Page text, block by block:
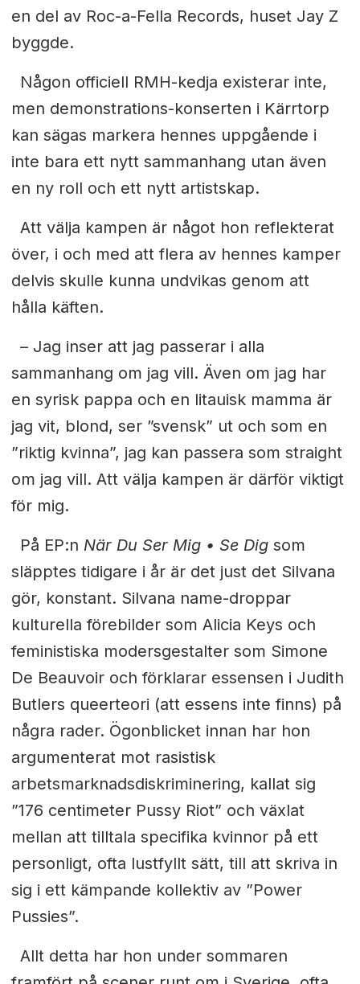
en del av Roc-a-Fella Records, huset Jay Z
byggde.
Någon officiell RMH-kedja existerar inte,
men demonstrations-konserten i Kärrtorp
kan sägas markera hennes uppgående i
inte bara ett nytt sammanhang utan även
en ny roll och ett nytt artistskap.
Att välja kampen är något hon reflekterat
över, i och med att flera av hennes kamper
delvis skulle kunna undvikas genom att
hålla käften.
– Jag inser att jag passerar i alla
sammanhang om jag vill. Även om jag har
en syrisk pappa och en litauisk mamma är
jag vit, blond, ser ”svensk” ut och som en
”riktig kvinna”, jag kan passera som straight
om jag vill. Att välja kampen är därför viktigt
för mig.
På EP:n När Du Ser Mig • Se Dig som
släpptes tidigare i år är det just det Silvana
gör, konstant. Silvana name-droppar
kulturella förebilder som Alicia Keys och
feministiska modersgestalter som Simone
De Beauvoir och förklarar essensen i Judith
Butlers queerteori (att essens inte finns) på
några rader. Ögonblicket innan har hon
argumenterat mot rasistisk
arbetsmarknadsdiskriminering, kallat sig
”176 centimeter Pussy Riot” och växlat
mellan att tilltala specifika kvinnor på ett
personligt, ofta lustfyllt sätt, till att skriva in
sig i ett kämpande kollektiv av ”Power
Pussies”.
Allt detta har hon under sommaren